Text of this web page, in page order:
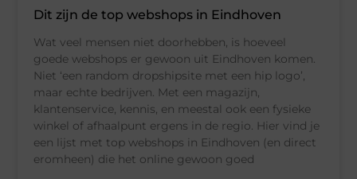
Dit zijn de top webshops in Eindhoven
Wat veel mensen niet doorhebben, is hoeveel
goede webshops er gewoon uit Eindhoven komen.
Niet ‘een random dropshipsite met een hip logo’,
maar echte bedrijven. Met een magazijn,
klantenservice, kennis, en meestal ook een fysieke
winkel of afhaalpunt ergens in de regio. Hier vind je
een lijst met top webshops in Eindhoven (en direct
eromheen) die het online gewoon goed